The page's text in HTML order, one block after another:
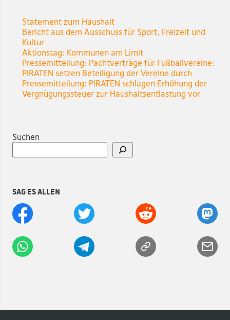
Statement zum Haushalt
Bericht aus dem Ausschuss für Sport, Freizeit und
Kultur
Aktionstag: Kommunen am Limit
Pressemitteilung: Pachtverträge für Fußballvereine:
PIRATEN setzen Beteiligung der Vereine durch
Pressemitteilung: PIRATEN schlagen Erhöhung der
Vergnügungssteuer zur Haushaltsentlastung vor
Suchen
Sag es allen